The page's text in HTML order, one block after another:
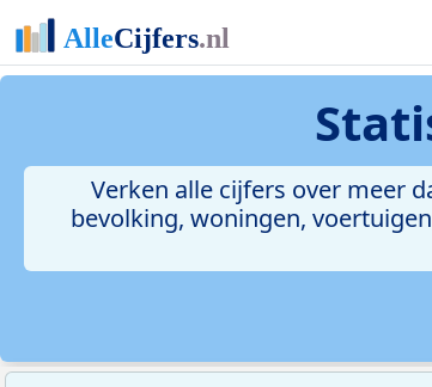
Verken alle cijfers over meer
bevolking, woningen,